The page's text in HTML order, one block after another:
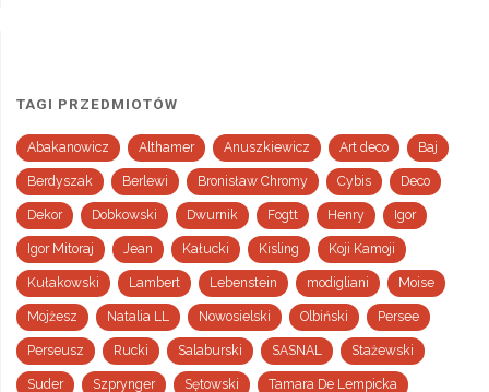
TAGI PRZEDMIOTÓW
Abakanowicz Althamer Anuszkiewicz Art deco Baj
Berdyszak Berlewi Bronisław Chromy Cybis Deco
Dekor Dobkowski Dwurnik Fogtt Henry Igor
Igor Mitoraj Jean Kałucki Kisling Koji Kamoji
Kułakowski Lambert Lebenstein modigliani Moise
Mojżesz Natalia LL Nowosielski Olbiński Persee
Perseusz Rucki Salaburski SASNAL Stażewski
Suder Szprynger Sętowski Tamara De Lempicka